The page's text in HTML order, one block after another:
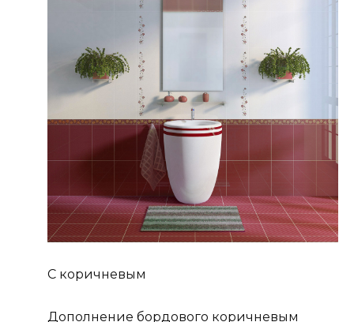
С коричневым
Дополнение бордового коричневым